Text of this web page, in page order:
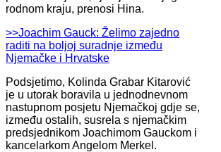
rodnom kraju, prenosi Hina.
>>Joachim Gauck: Želimo zajedno
raditi na boljoj suradnje između
Njemačke i Hrvatske
Podsjetimo, Kolinda Grabar Kitarović
je u utorak boravila u jednodnevnom
nastupnom posjetu Njemačkoj gdje se,
između ostalih, susrela s njemačkim
predsjednikom Joachimom Gauckom i
kancelarkom Angelom Merkel.